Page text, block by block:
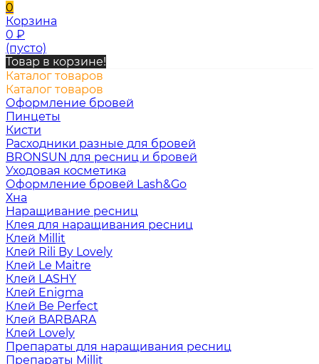
0
Корзина
0 ₽
(пусто)
Товар в корзине!
Каталог товаров
Каталог товаров
Оформление бровей
Пинцеты
Кисти
Расходники разные для бровей
BRONSUN для ресниц и бровей
Уходовая косметика
Оформление бровей Lash&Go
Хна
Наращивание ресниц
Клея для наращивания ресниц
Клей Millit
Клей Rili By Lovely
Клей Le Maitre
Клей LASHY
Клей Enigma
Клей Be Perfect
Клей BARBARA
Клей Lovely
Препараты для наращивания ресниц
Препараты Millit